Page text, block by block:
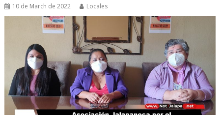
10 de March de 2022 Locales